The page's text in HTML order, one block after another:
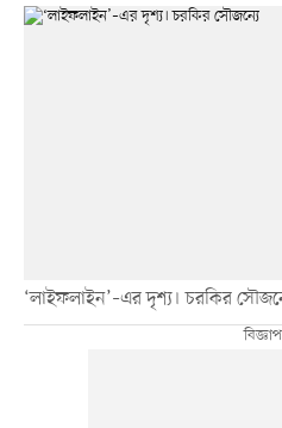
‘লাইফলাইন’–এর দৃশ্য। চরকির